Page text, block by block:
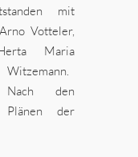
mit
Votteler,
Maria
Witzemann.
Nach den
Plänen der